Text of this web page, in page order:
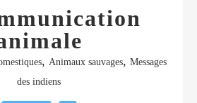
, Animaux sauvages, Messages
des indiens